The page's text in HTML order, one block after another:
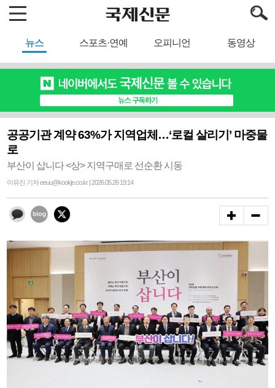
뉴스 스포츠·연예 오피니언 동영상
공공기관 계약 63%가 지역업체…‘로컬 살리기’ 마중물
로
부산이 삽니다 <상> 지역구매로 선순환 시동
이유진 기자 eeuu@kookje.co.kr | 2026.05.26 19:14